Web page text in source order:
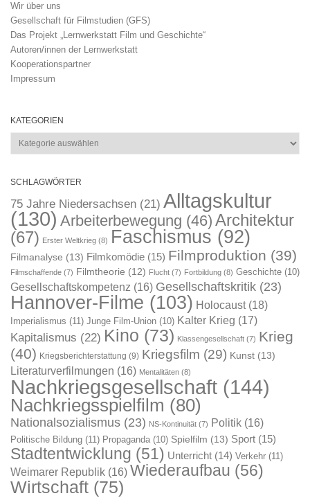
Wir über uns
Gesellschaft für Filmstudien (GFS)
Das Projekt „Lernwerkstatt Film und Geschichte“
Autoren/innen der Lernwerkstatt
Kooperationspartner
Impressum
KATEGORIEN
Kategorien
SCHLAGWÖRTER
75 Jahre Niedersachsen (21) Alltagskultur
(130) Arbeiterbewegung (46) Architektur
(67) Erster Weltkrieg (8) Faschismus (92)
Filmanalyse (13) Filmkomödie (15) Filmproduktion (39)
Filmschaffende (7) Filmtheorie (12) Flucht (7) Fortbildung (8) Geschichte (10)
Gesellschaftskompetenz (16) Gesellschaftskritik (23)
Hannover-Filme (103) Holocaust(18)
Imperialismus (11) Junge Film-Union (10) Kalter Krieg (17)
Kapitalismus (22) Kino (73) Klassengesellschaft (7) Krieg
(40) Kriegsberichterstattung (9) Kriegsfilm (29) Kunst (13)
Literaturverfilmungen (16) Mentalitäten (8)
Nachkriegsgesellschaft (144)
Nachkriegsspielfilm (80)
Nationalsozialismus (23) NS-Kontinuität (7) Politik (16)
Politische Bildung (11) Propaganda (10) Spielfilm (13) Sport (15)
Stadtentwicklung (51) Unterricht (14) Verkehr (11)
Weimarer Republik (16) Wiederaufbau (56)
Wirtschaft (75)